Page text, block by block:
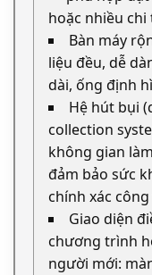
hoặc nhiều
Bàn máy
liệu đều, dễ
dài, ống định
Hệ hút bụi
collection
không gian
đảm bảo sức
chính xác công
Giao diện
chương trình
người mới: